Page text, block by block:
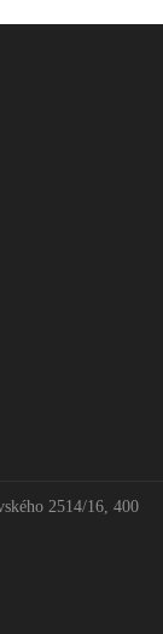
2514/16, 400